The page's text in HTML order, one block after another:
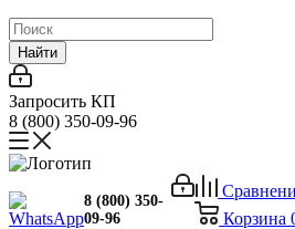
Найти
Запросить КП
8 (800) 350-09-96
Корзина
8 (800) 350-
09-96